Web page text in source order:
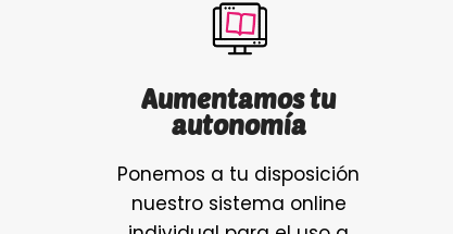
Aumentamos tu
autonomía
Ponemos a tu disposición
nuestro sistema online